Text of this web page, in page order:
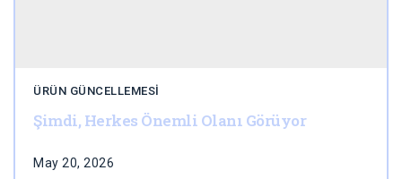
ÜRÜN GÜNCELLEMESI
Şimdi, Herkes Önemli Olanı Görüyor
May 20, 2026